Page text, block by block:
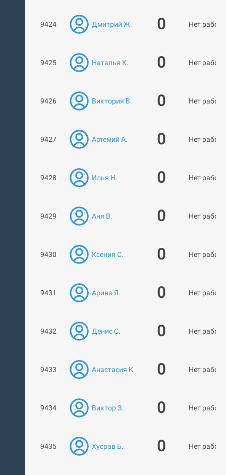
9424 Дмитрий Ж. 0 Нет работ
9425 Наталья К. 0 Нет работ
9426 Виктория В. 0 Нет работ
9427 Артемий А. 0 Нет работ
9428 Илья Н. 0 Нет работ
9429 Аня В. 0 Нет работ
9430 Ксения С. 0 Нет работ
9431 Арина Я. 0 Нет работ
9432 Денис С. 0 Нет работ
9433 Анастасия К. 0 Нет работ
9434 Виктор З. 0 Нет работ
9435 Хусрав Б. 0 Нет работ